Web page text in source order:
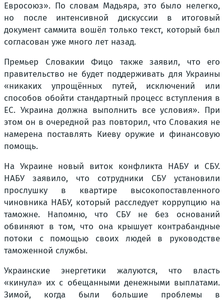
Евросоюз». По словам Мадьяра, это было нелегко,
но после интенсивной дискуссии в итоговый
документ саммита вошёл только текст, который был
согласован уже много лет назад.
Премьер Словакии Фицо также заявил, что его
правительство не будет поддерживать для Украины
«никаких упрощённых путей, исключений или
способов обойти стандартный процесс вступления в
ЕС. Украина должна выполнить все условия». При
этом он в очередной раз повторил, что Словакия не
намерена поставлять Киеву оружие и финансовую
помощь.
На Украине новый виток конфликта НАБУ и СБУ.
НАБУ заявило, что сотрудники СБУ установили
прослушку в квартире высокопоставленного
чиновника НАБУ, который расследует коррупцию на
таможне. Напомню, что СБУ не без оснований
обвиняют в том, что она крышует контрабандные
потоки с помощью своих людей в руководстве
таможенной службы.
Украинские энергетики жалуются, что власть
«кинула» их с обещанными денежными выплатами.
Зимой, когда были большие проблемы в